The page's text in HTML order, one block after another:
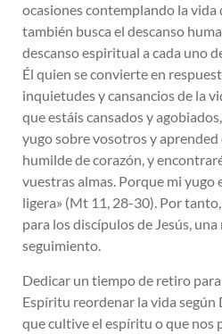
ocasiones contemplando la vida
también busca el descanso
descanso espiritual a cada uno
Él quien se convierte en
inquietudes y cansancios de la
que estáis cansados y
yugo sobre vosotros y aprended
humilde de corazón, y
vuestras almas. Porque mi yugo
ligera» (Mt 11, 28-30). Por
para los discípulos de Jesús, una
seguimiento.
Dedicar un tiempo de retiro
Espíritu reordenar la vida según
que cultive el espíritu o que nos